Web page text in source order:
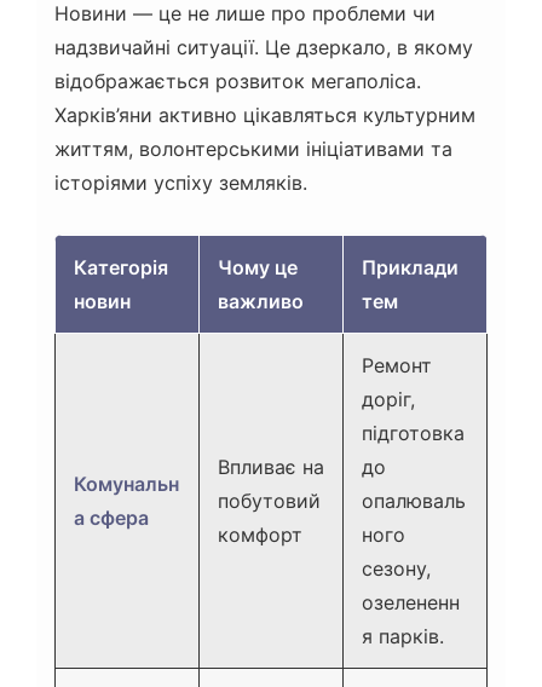
Новини — це не лише про проблеми чи
надзвичайні ситуації. Це дзеркало, в якому
відображається розвиток мегаполіса.
Харків’яни активно цікавляться культурним
життям, волонтерськими ініціативами та
історіями успіху земляків.
Категорія
новин
Чому це
важливо
Приклади
тем
Комунальн
а сфера
Впливає на
побутовий
комфорт
Ремонт
доріг,
підготовка
до
опалюваль
ного
сезону,
озелененн
я парків.